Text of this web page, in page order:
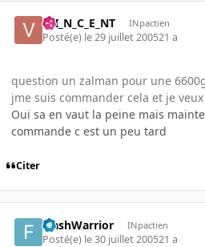
V_I_N_C_E_NT INpactien
Posté(e) le 29 juillet 200521 a
question un zalman pour une
jme suis commander cela et je
Oui sa en vaut la peine mais
commande c est un peu tard
Citer
FlashWarrior INpactien
Posté(e) le 30 juillet 200521 a